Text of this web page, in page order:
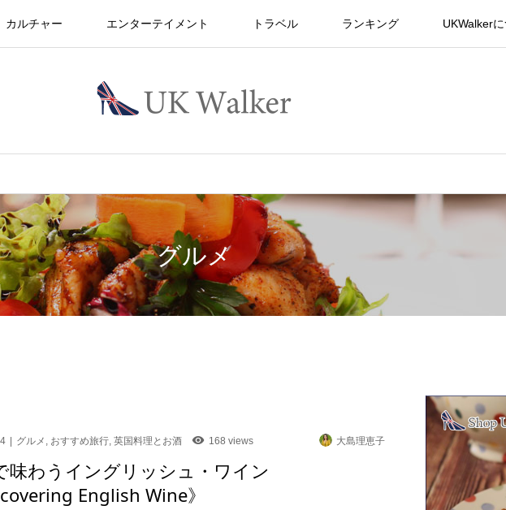
カルチャー エンターテイメント トラベル ランキング UKWalker
グルメ
グルメ , おすすめ旅行,英国料理とお酒 168 views 大島理恵子
味わうイングリッシュ・ワイン
English Wine》